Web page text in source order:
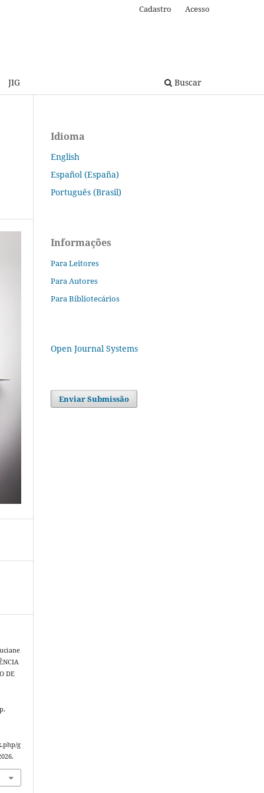
JIG Buscar
Cadastro Acesso
DE
g
Idioma
English
Español (España)
Português (Brasil)
Informações
Para Leitores
Para Autores
Para Bibliotecários
Open Journal Systems
Enviar Submissão